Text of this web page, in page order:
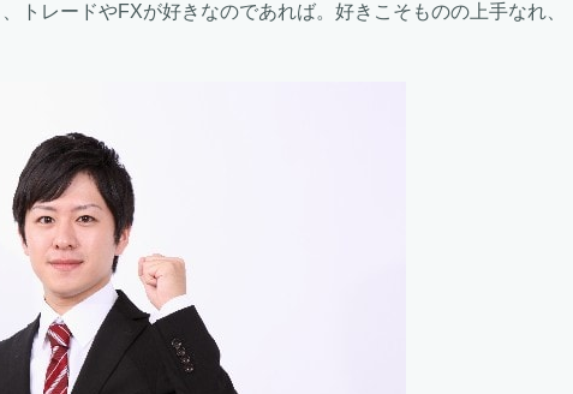
トレードやFXが好きなのであれば。好きこそものの上手なれ、